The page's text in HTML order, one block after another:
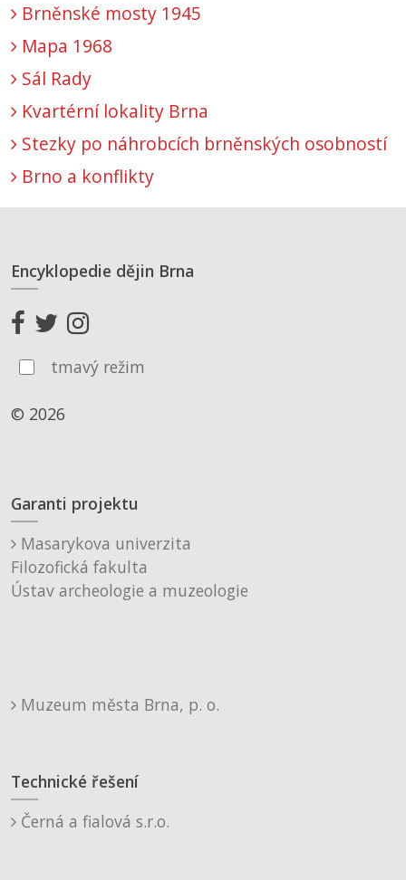
Brněnské mosty 1945
Mapa 1968
Sál Rady
Kvartérní lokality Brna
Stezky po náhrobcích brněnských osobností
Brno a konflikty
Encyklopedie dějin Brna
tmavý režim
© 2026
Garanti projektu
Masarykova univerzita
Filozofická fakulta
Ústav archeologie a muzeologie
Muzeum města Brna, p. o.
Technické řešení
Černá a fialová s.r.o.